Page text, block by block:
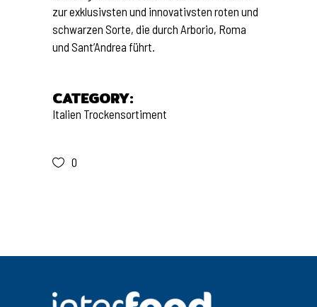
zur exklusivsten und innovativsten roten und
schwarzen Sorte, die durch Arborio, Roma
und Sant’Andrea führt.
CATEGORY:
Italien Trockensortiment
0